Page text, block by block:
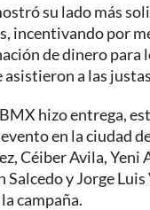
su lado más
incentivando por
de dinero para
a las
hizo entrega,
en la ciudad
Céiber Avila, Yeni
Salcedo y Jorge
campaña.